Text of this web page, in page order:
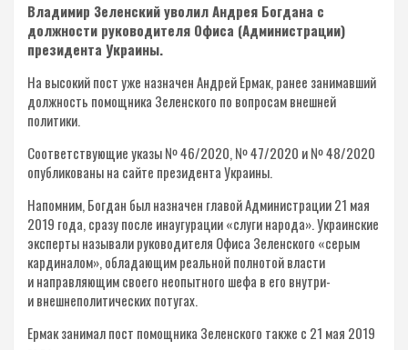
Владимир Зеленский уволил Андрея Богдана с
должности руководителя Офиса (Администрации)
президента Украины.
На высокий пост уже назначен Андрей Ермак, ранее занимавший
должность помощника Зеленского по вопросам внешней
политики.
Соответствующие указы № 46/2020, № 47/2020 и № 48/2020
опубликованы на сайте президента Украины.
Напомним, Богдан был назначен главой Администрации 21 мая
2019 года, сразу после инаугурации «слуги народа». Украинские
эксперты называли руководителя Офиса Зеленского «серым
кардиналом», обладающим реальной полнотой власти
и направляющим своего неопытного шефа в его внутри-
и внешнеполитических потугах.
Ермак занимал пост помощника Зеленского также с 21 мая 2019